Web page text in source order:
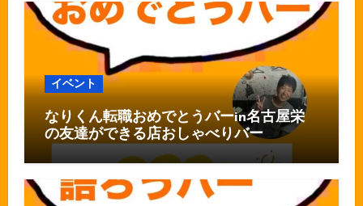
ジ
り
イベント
なりくん転職おめでとうバーin名古屋栄
の友達ができる店おしゃべりバー